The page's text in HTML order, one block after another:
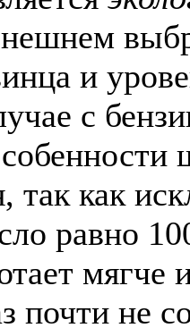
и
с
так как
равно
мягче
почти не